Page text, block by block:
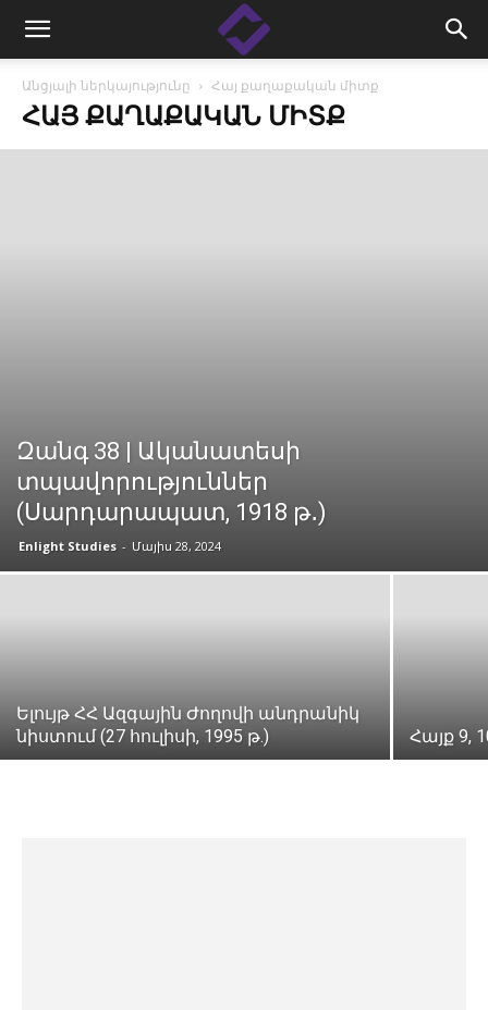
Անցյալի ներկայությունը Հայ քաղաքական միտք
ՀԱՅ ՔԱՂԱՔԱԿԱՆ ՄԻՏՔ
Զանգ 38 | Ականատեսի
տպավորություններ
(Սարդարապատ, 1918 թ․)
Enlight Studies - Մայիս 28, 2024
Ելույթ ՀՀ Ազգային Ժողովի անդրանիկ
նիստում (27 հուլիսի, 1995 թ.)
Հայք 9,